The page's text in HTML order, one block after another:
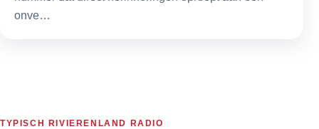
onve…
TYPISCH RIVIERENLAND RADIO